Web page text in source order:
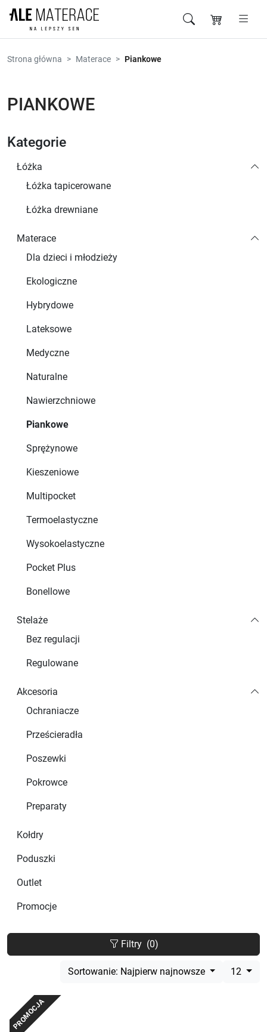
Przejdź do zawartości
Strona główna Materace Piankowe
PIANKOWE
Kategorie
Łóżka
Łóżka tapicerowane
Łóżka drewniane
Materace
Dla dzieci i młodzieży
Ekologiczne
Hybrydowe
Lateksowe
Medyczne
Naturalne
Nawierzchniowe
Piankowe
Sprężynowe
Kieszeniowe
Multipocket
Termoelastyczne
Wysokoelastyczne
Pocket Plus
Bonellowe
Stelaże
Bez regulacji
Regulowane
Akcesoria
Ochraniacze
Prześcieradła
Poszewki
Pokrowce
Preparaty
Kołdry
Poduszki
Outlet
Promocje
Filtry (0)
Sortowanie: Najpierw najnowsze 12
PROMOCJA